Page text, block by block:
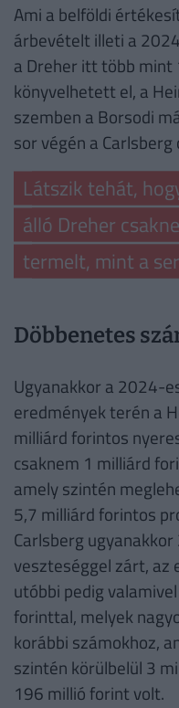
Ami a belföldi
árbevételt illeti a
a Dreher itt több
könyvelhetett el, a
szemben a Borsodi
sor végén a
Látszik tehát,
álló Dreher
termelt, mint a
Döbbenetes
Ugyanakkor a 2024-
eredmények terén a
milliárd forintos
csaknem 1 milliárd
amely szintén
5,7 milliárd forintos
Carlsberg
veszteséggel zárt, az
utóbbi pedig
forinttal, melyek
korábbi számokhoz,
szintén körülbelül 3
196 millió forint volt.